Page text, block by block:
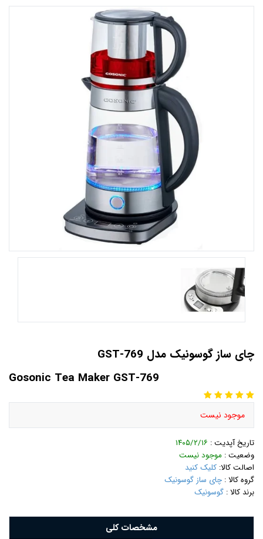
چای ساز گوسونیک مدل GST-769
Gosonic Tea Maker GST-769
موجود نیست
تاریخ آپدیت : ۱۴۰۵/۲/۱۶
وضعیت : موجود نیست
اصالت کالا: کلیک کنید
گروه کالا : چای ساز گوسونیک
برند کالا : گوسونیک
مشخصات کلی